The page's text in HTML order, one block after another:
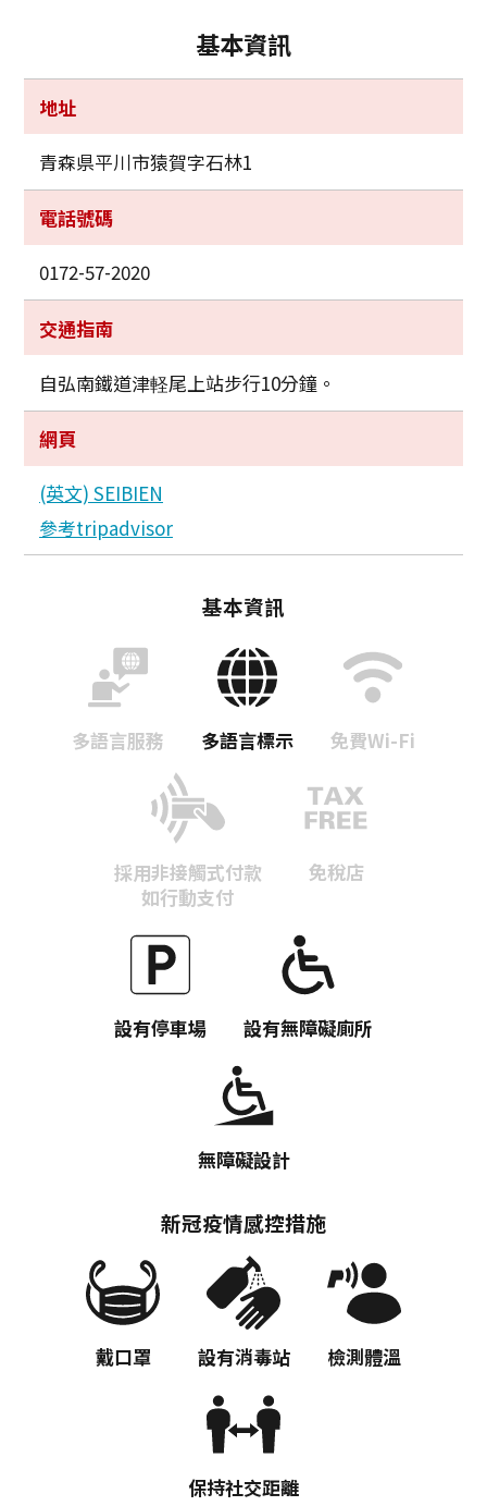
基本資訊
地址
青森県平川市猿賀字石林1
電話號碼
0172-57-2020
交通指南
自弘南鐵道津軽尾上站步行10分鐘。
網頁
(英文) SEIBIEN
參考tripadvisor
基本資訊
多語言服務 多語言標示 免費Wi-Fi
採用非接觸式付款
如行動支付
免稅店
設有停車場 設有無障礙廁所
無障礙設計
新冠疫情感控措施
戴口罩 設有消毒站 檢測體溫
保持社交距離
Twitter分享
Facebook分享